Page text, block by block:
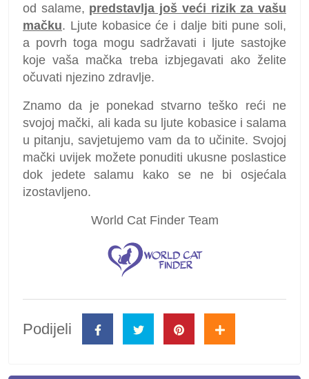
od salame, predstavlja još veći rizik za vašu
mačku. Ljute kobasice će i dalje biti pune soli,
a povrh toga mogu sadržavati i ljute sastojke
koje vaša mačka treba izbjegavati ako želite
očuvati njezino zdravlje.
Znamo da je ponekad stvarno teško reći ne
svojoj mački, ali kada su ljute kobasice i salama
u pitanju, savjetujemo vam da to učinite. Svojoj
mački uvijek možete ponuditi ukusne poslastice
dok jedete salamu kako se ne bi osjećala
izostavljeno.
World Cat Finder Team
Podijeli